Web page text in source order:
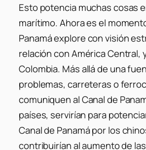
Esto potencia muchas cosas
marítimo. Ahora es el
Panamá explore con visión
relación con América Central,
Colombia. Más allá de una
problemas, carreteras o
comuniquen al Canal de
países, servirían para
Canal de Panamá por los
contribuirían al aumento de